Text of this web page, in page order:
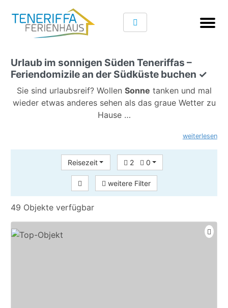
Urlaub im sonnigen Süden Teneriffas –
Feriendomizile an der Südküste buchen ✓
Sie sind urlaubsreif? Wollen Sonne tanken und mal
wieder etwas anderes sehen als das graue Wetter zu
Hause …
weiterlesen
Reisezeit 2 0
weitere Filter
49 Objekte verfügbar